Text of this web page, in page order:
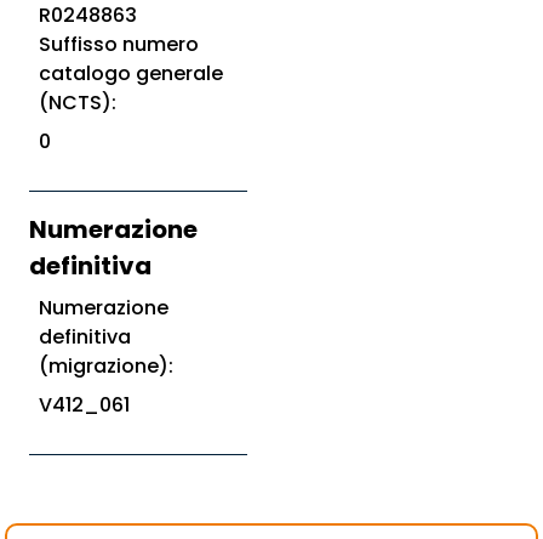
R0248863
Suffisso numero
catalogo generale
(NCTS):
0
Numerazione
definitiva
Numerazione
definitiva
(migrazione):
V412_061